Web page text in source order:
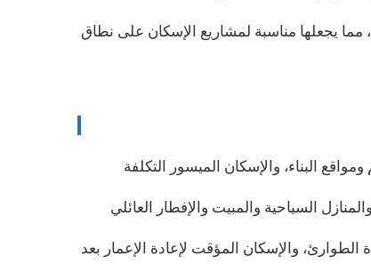
مما يجعلها مناسبة لمشاريع الإسكان على نطاق
البناء، والإسكان الميسور التكلفة
السياحية والمبيت والإفطار العائلي
والإسكان المؤقت لإعادة الإعمار بعد